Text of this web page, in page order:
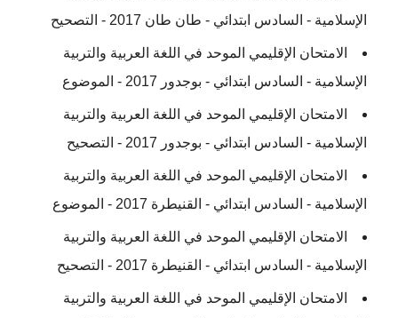
الإسلامية - السادس ابتدائي - طان طان 2017 - التصحيح
الامتحان الإقليمي الموحد في اللغة العربية والتربية
الإسلامية - السادس ابتدائي - بوجدور 2017 - الموضوع
الامتحان الإقليمي الموحد في اللغة العربية والتربية
الإسلامية - السادس ابتدائي - بوجدور 2017 - التصحيح
الامتحان الإقليمي الموحد في اللغة العربية والتربية
الإسلامية - السادس ابتدائي - القنيطرة 2017 - الموضوع
الامتحان الإقليمي الموحد في اللغة العربية والتربية
الإسلامية - السادس ابتدائي - القنيطرة 2017 - التصحيح
الامتحان الإقليمي الموحد في اللغة العربية والتربية